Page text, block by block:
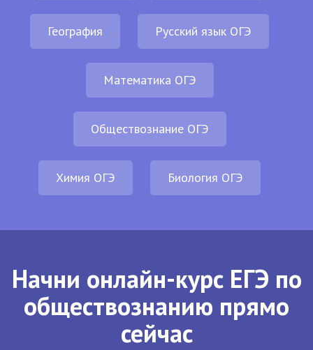
География Русский язык ОГЭ
Математика ОГЭ
Обществознание ОГЭ
Химия ОГЭ Биология ОГЭ
Начни онлайн-курс ЕГЭ по
обществознанию прямо
сейчас